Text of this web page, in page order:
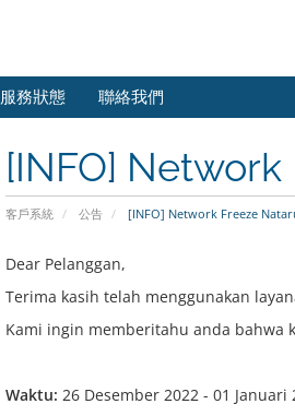
服務狀態 聯絡我們
[INFO]
客戶系統 公告 [INFO] Network Freeze
Dear Pelanggan,
Terima kasih telah menggunakan
Kami ingin memberitahu anda bahwa
Waktu: 26 Desember 2022 - 01 Januari